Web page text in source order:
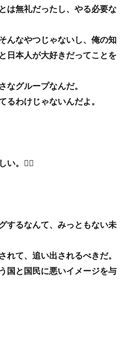
は無礼だったし、やる必要な
んなやつじゃないし、俺の知
日本人が大好きだってことを
なグループなんだ。
るわけじゃないんだよ。
い。🙂‍↔️
するなんて、みっともない未
れて、追い出されるべきだ。
国と国民に悪いイメージを与